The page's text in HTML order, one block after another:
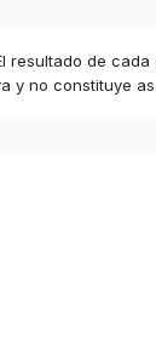
resultado de
y no constituye